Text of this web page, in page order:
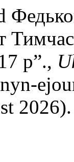
р”.,
2026).